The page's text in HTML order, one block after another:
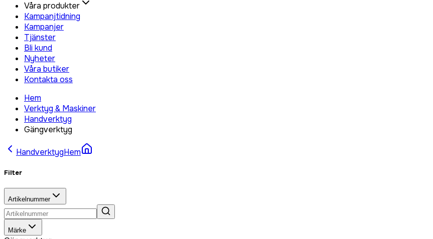
Våra produkter
Kampanjtidning
Kampanjer
Tjänster
Bli kund
Nyheter
Våra butiker
Kontakta oss
Hem
Verktyg & Maskiner
Handverktyg
Gängverktyg
HandverktygHem
Filter
Artikelnummer
Märke